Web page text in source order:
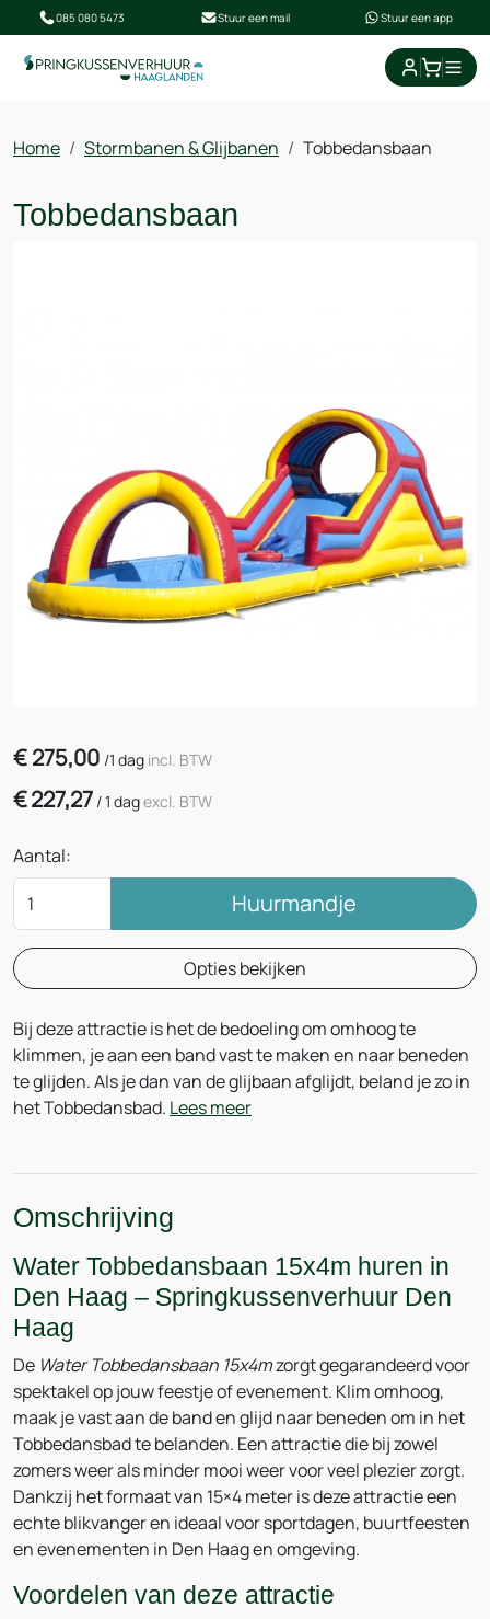
085 080 5473 Stuur een mail Stuur een app
Home Stormbanen & Glijbanen Tobbedansbaan
Tobbedansbaan
€275,00 /1 dag incl. BTW
€227,27 /1 dagexcl. BTW
Aantal:
Huurmandje
Opties bekijken
Bij deze attractie is het de bedoeling om omhoog te
klimmen, je aan een band vast te maken en naar beneden
te glijden. Als je dan van de glijbaan afglijdt, beland je zo in
het Tobbedansbad. Lees meer
Omschrijving
Water Tobbedansbaan 15x4m huren in
Den Haag – Springkussenverhuur Den
Haag
De Water Tobbedansbaan 15x4mzorgt gegarandeerd voor
spektakel op jouw feestje of evenement. Klim omhoog,
maak je vast aan de band en glijd naar beneden om in het
Tobbedansbad te belanden. Een attractie die bij zowel
zomers weer als minder mooi weer voor veel plezier zorgt.
Dankzij het formaat van 15×4 meter is deze attractie een
echte blikvanger en ideaal voor sportdagen, buurtfeesten
en evenementen in Den Haag en omgeving.
Voordelen van deze attractie